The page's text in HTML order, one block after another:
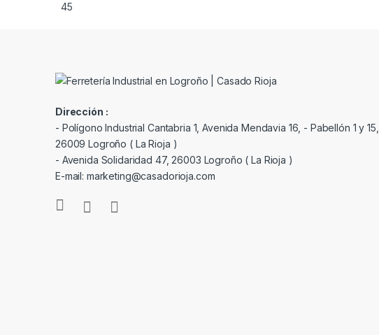
Dirección :
- Polígono Industrial Cantabria 1, Avenida Mendavia 16, - Pabellón 1 y 15,
26009 Logroño ( La Rioja )
- Avenida Solidaridad 47, 26003 Logroño ( La Rioja )
E-mail: marketing@casadorioja.com